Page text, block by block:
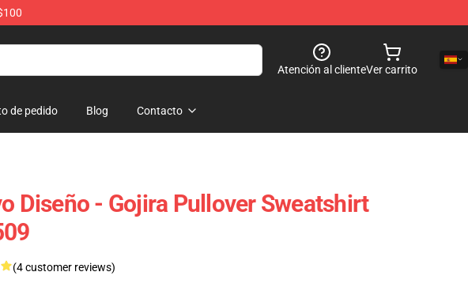
Atención al clienteVer carrito
de pedido Blog Contacto
Diseño - Gojira Pullover Sweatshirt
(4 customer reviews)